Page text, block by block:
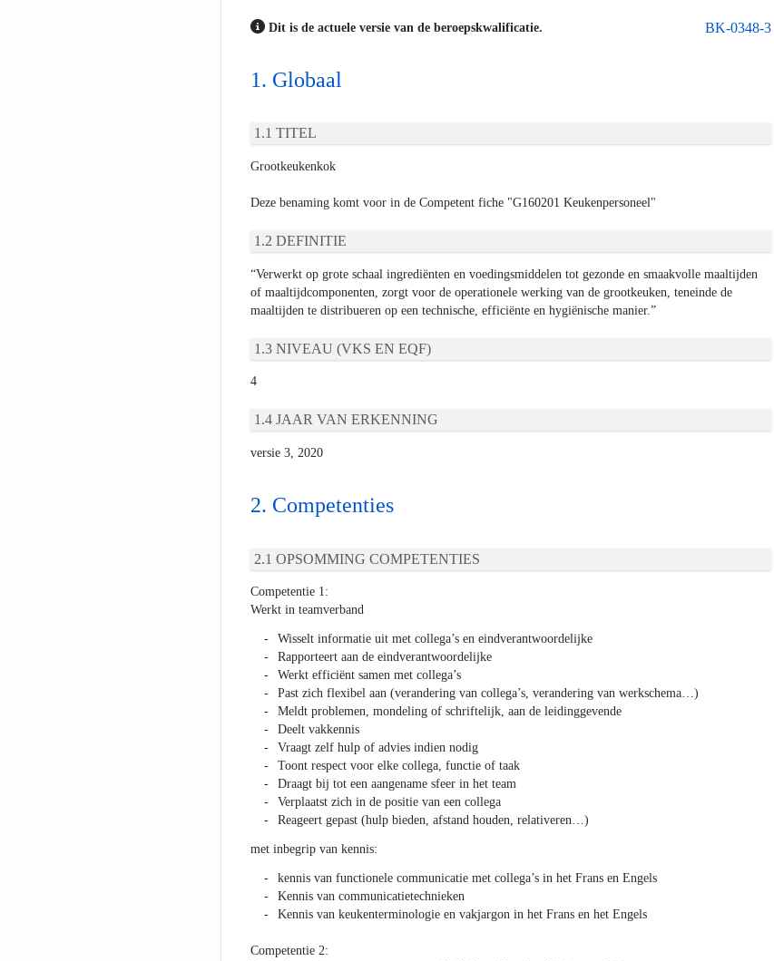
BK-0348-3
Dit is de actuele versie van de beroepskwalificatie.
Globaal
TITEL
Grootkeukenkok
Deze benaming komt voor in de Competent fiche "G160201 Keukenpersoneel"
DEFINITIE
“Verwerkt op grote schaal ingrediënten en voedingsmiddelen tot gezonde en smaakvolle maaltijden
of maaltijdcomponenten, zorgt voor de operationele werking van de grootkeuken, teneinde de
maaltijden te distribueren op een technische, efficiënte en hygiënische manier.”
NIVEAU (VKS EN EQF)
4
JAAR VAN ERKENNING
versie 3, 2020
Competenties
OPSOMMING COMPETENTIES
Competentie 1:
Werkt in teamverband
Wisselt informatie uit met collega’s en eindverantwoordelijke
Rapporteert aan de eindverantwoordelijke
Werkt efficiënt samen met collega’s
Past zich flexibel aan (verandering van collega’s, verandering van werkschema…)
Meldt problemen, mondeling of schriftelijk, aan de leidinggevende
Deelt vakkennis
Vraagt zelf hulp of advies indien nodig
Toont respect voor elke collega, functie of taak
Draagt bij tot een aangename sfeer in het team
Verplaatst zich in de positie van een collega
Reageert gepast (hulp bieden, afstand houden, relativeren…)
met inbegrip van kennis:
kennis van functionele communicatie met collega’s in het Frans en Engels
Kennis van communicatietechnieken
Kennis van keukenterminologie en vakjargon in het Frans en het Engels
Competentie 2: